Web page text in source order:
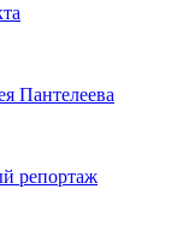
Пантелеева
репортаж